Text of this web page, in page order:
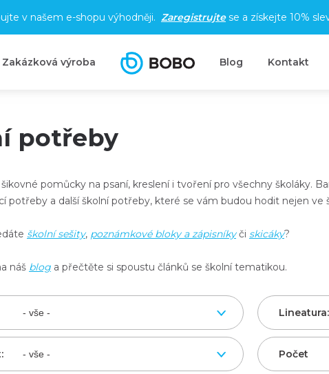
v našem e-shopu výhodněji. Zaregistrujtese a získejte 10%
Zakázková výroba Blog Kontakt
potřeby
pomůcky na psaní, kreslení i tvořenípro všechny školáky.
potřeby a další školní potřeby, které se vám budou hodit nejen ve
školní sešity, poznámkové bloky a zápisníkyči skicáky?
náš blog a přečtěte si spoustu článků se školní tematikou.
Lineatura:
Počet